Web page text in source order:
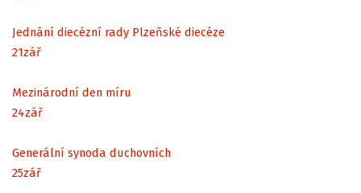
Jednání diecézní rady Plzeňské diecéze
21zář
Mezinárodní den míru
24zář
Generální synoda duchovních
25zář